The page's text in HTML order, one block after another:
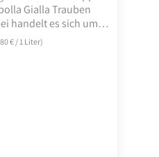
Trauben
handelt es sich um
die dem
Charakter
Grappa
€ / 1 Liter)